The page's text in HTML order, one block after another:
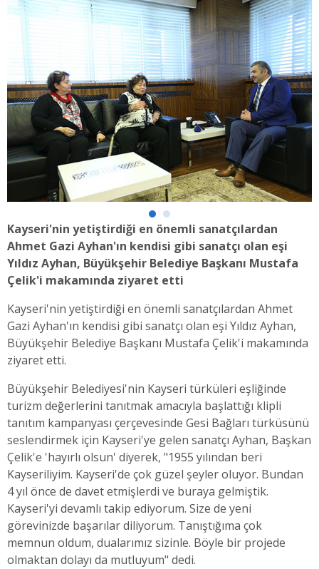
Kayseri'nin yetiştirdiği en önemli sanatçılardan
Ahmet Gazi Ayhan'ın kendisi gibi sanatçı olan eşi
Yıldız Ayhan, Büyükşehir Belediye Başkanı Mustafa
Çelik'i makamında ziyaret etti
Kayseri'nin yetiştirdiği en önemli sanatçılardan Ahmet
Gazi Ayhan'ın kendisi gibi sanatçı olan eşi Yıldız Ayhan,
Büyükşehir Belediye Başkanı Mustafa Çelik'i makamında
ziyaret etti.
Büyükşehir Belediyesi'nin Kayseri türküleri eşliğinde
turizm değerlerini tanıtmak amacıyla başlattığı klipli
tanıtım kampanyası çerçevesinde Gesi Bağları türküsünü
seslendirmek için Kayseri'ye gelen sanatçı Ayhan, Başkan
Çelik'e 'hayırlı olsun' diyerek, "1955 yılından beri
Kayseriliyim. Kayseri'de çok güzel şeyler oluyor. Bundan
4 yıl önce de davet etmişlerdi ve buraya gelmiştik.
Kayseri'yi devamlı takip ediyorum. Size de yeni
görevinizde başarılar diliyorum. Tanıştığıma çok
memnun oldum, dualarımız sizinle. Böyle bir projede
olmaktan dolayı da mutluyum" dedi.